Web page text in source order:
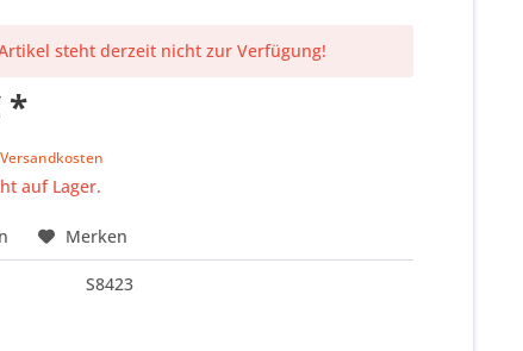
steht derzeit nicht zur Verfügung!
*
auf Lager.
Merken
S8423